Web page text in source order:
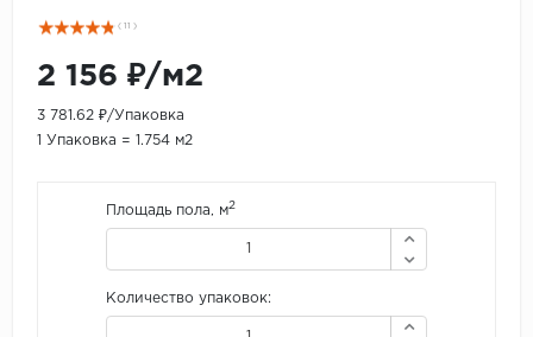
( 11 )
2 156 ₽/м2
3 781.62 ₽/Упаковка
1 Упаковка = 1.754 м2
Площадь пола, м2
Количество упаковок: